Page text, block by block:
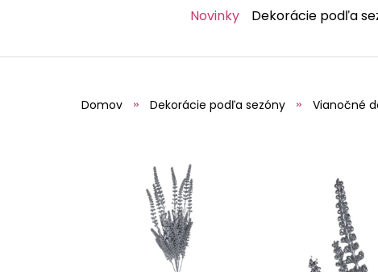
Novinky Dekorácie podľa
Domov Dekorácie podľa sezóny Vianočné